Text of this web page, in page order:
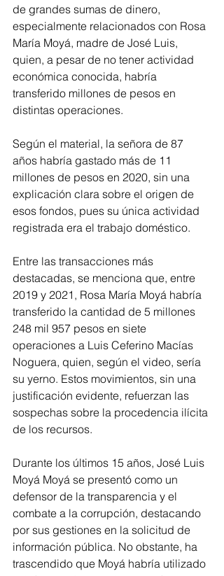
de grandes sumas de dinero,
especialmente relacionados con Rosa
María Moyá, madre de José Luis,
quien, a pesar de no tener actividad
económica conocida, habría
transferido millones de pesos en
distintas operaciones.
Según el material, la señora de 87
años habría gastado más de 11
millones de pesos en 2020, sin una
explicación clara sobre el origen de
esos fondos, pues su única actividad
registrada era el trabajo doméstico.
Entre las transacciones más
destacadas, se menciona que, entre
2019 y 2021, Rosa María Moyá habría
transferido la cantidad de 5 millones
248 mil 957 pesos en siete
operaciones a Luis Ceferino Macías
Noguera, quien, según el video, sería
su yerno. Estos movimientos, sin una
justificación evidente, refuerzan las
sospechas sobre la procedencia ilícita
de los recursos.
Durante los últimos 15 años, José Luis
Moyá Moyá se presentó como un
defensor de la transparencia y el
combate a la corrupción, destacando
por sus gestiones en la solicitud de
información pública. No obstante, ha
trascendido que Moyá habría utilizado